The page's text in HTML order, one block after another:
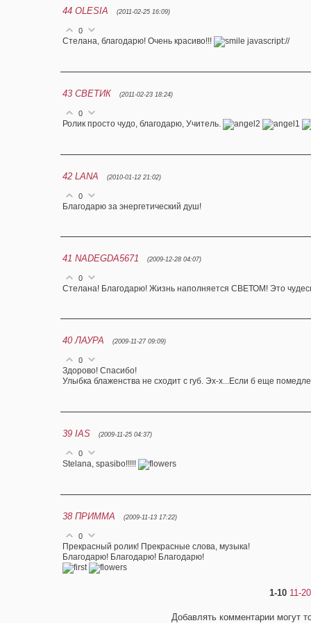
44 OLESIA (2011-02-25 16:09)
0
Стелана, благодарю! Очень красиво!!! javascript://
43 СВЕТИК (2011-02-23 18:24)
0
Ролик просто чудо, благодарю, Учитель.
42 LANA (2010-01-12 21:02)
0
Благодарю за энергетический душ!
41 NADEGDA5671 (2009-12-28 04:07)
0
Cтелана! Благодарю! Жизнь наполняется СВЕТОМ! Это
40 ЛАУРА (2009-11-27 09:09)
0
Здорово! Спасибо!
Улыбка блаженства не сходит с губ. Эх-х...Если б еще
39 IAS (2009-11-25 04:37)
0
Stelana, spasibo!!!!!
38 ПРИММА (2009-11-13 17:22)
0
Прекрасный ролик! Прекрасные слова, музыка!
Благодарю! Благодарю! Благодарю!
1-10 11-20
Добавлять комментарии могут